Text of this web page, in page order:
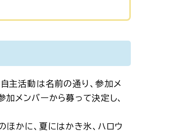
主活動は名前の通り、参加メ
メンバーから募って決定し、
ほかに、夏にはかき氷、ハロウ